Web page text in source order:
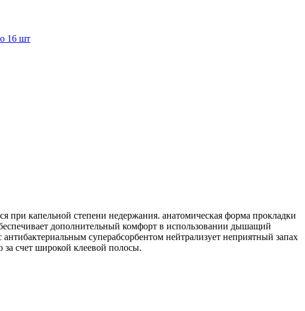
16 шт
при капельной степени недержания. анатомическая форма прокладки
дополнительный комфорт в использовании дышащий
суперабсорбентом нейтрализует неприятный запах
за счет широкой клеевой полосы.